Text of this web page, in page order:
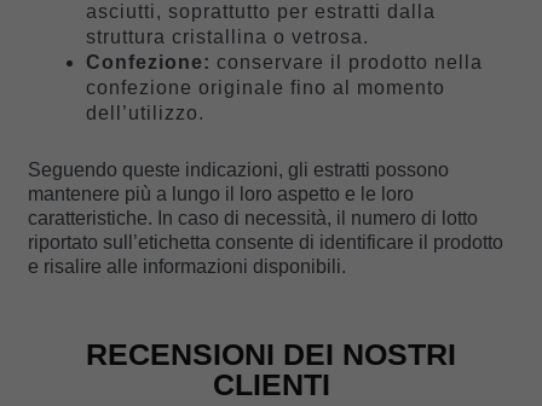
asciutti, soprattutto per estratti dalla
struttura cristallina o vetrosa.
Confezione: conservare il prodotto nella
confezione originale fino al momento
dell’utilizzo.
Seguendo queste indicazioni, gli estratti possono
mantenere più a lungo il loro aspetto e le loro
caratteristiche. In caso di necessità, il numero di lotto
riportato sull’etichetta consente di identificare il prodotto
e risalire alle informazioni disponibili.
RECENSIONI DEI NOSTRI
CLIENTI